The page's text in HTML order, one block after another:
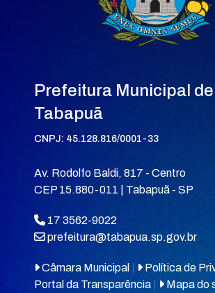
Prefeitura Municipal de
Tabapuã
CNPJ: 45.128.816/0001-33
Av. Rodolfo Baldi, 817 - Centro
CEP 15.880-011 | Tabapuã - SP
17 3562-9022
prefeitura@tabapua.sp.gov.br
Câmara Municipal Política de
Portal da Transparência
Mapa do